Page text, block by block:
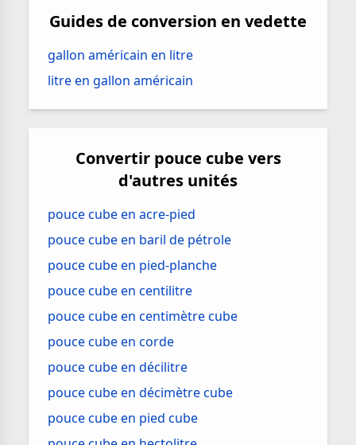
Guides de conversion en vedette
gallon américain en litre
litre en gallon américain
Convertir pouce cube vers
d'autres unités
pouce cube en acre-pied
pouce cube en baril de pétrole
pouce cube en pied-planche
pouce cube en centilitre
pouce cube en centimètre cube
pouce cube en corde
pouce cube en décilitre
pouce cube en décimètre cube
pouce cube en pied cube